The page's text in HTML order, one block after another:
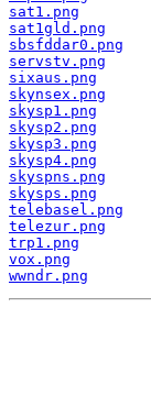
sat1.png
sat1gld.png
sbsfddar0.png
servstv.png
sixaus.png
skynsex.png
skysp1.png
skysp2.png
skysp3.png
skysp4.png
skyspns.png
skysps.png
telebasel.png
telezur.png
trp1.png
vox.png
wwndr.png